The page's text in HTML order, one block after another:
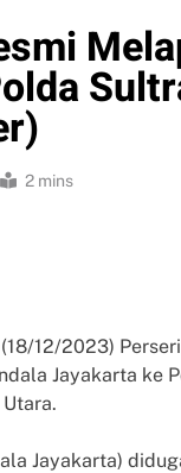
2 mins
12/2023)
Jayakarta
Jayakarta)